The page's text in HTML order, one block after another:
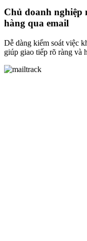
Chủ doanh nghiệp
hàng qua email
Dễ dàng kiểm soát việc
giúp giao tiếp rõ ràng và